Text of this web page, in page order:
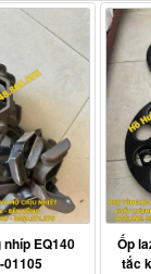
nhíp EQ140
01105
Ốp
tắc